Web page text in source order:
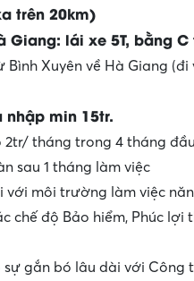
trên 20km)
Giang: lái xe 5T, bằng
Bình Xuyên về Hà Giang
nhập min 15tr.
tháng trong 4 tháng
sau 1 tháng làm việc
với môi trường làm việc
chế độ Bảo hiểm, Phúc lợi
gắn bó lâu dài với Công